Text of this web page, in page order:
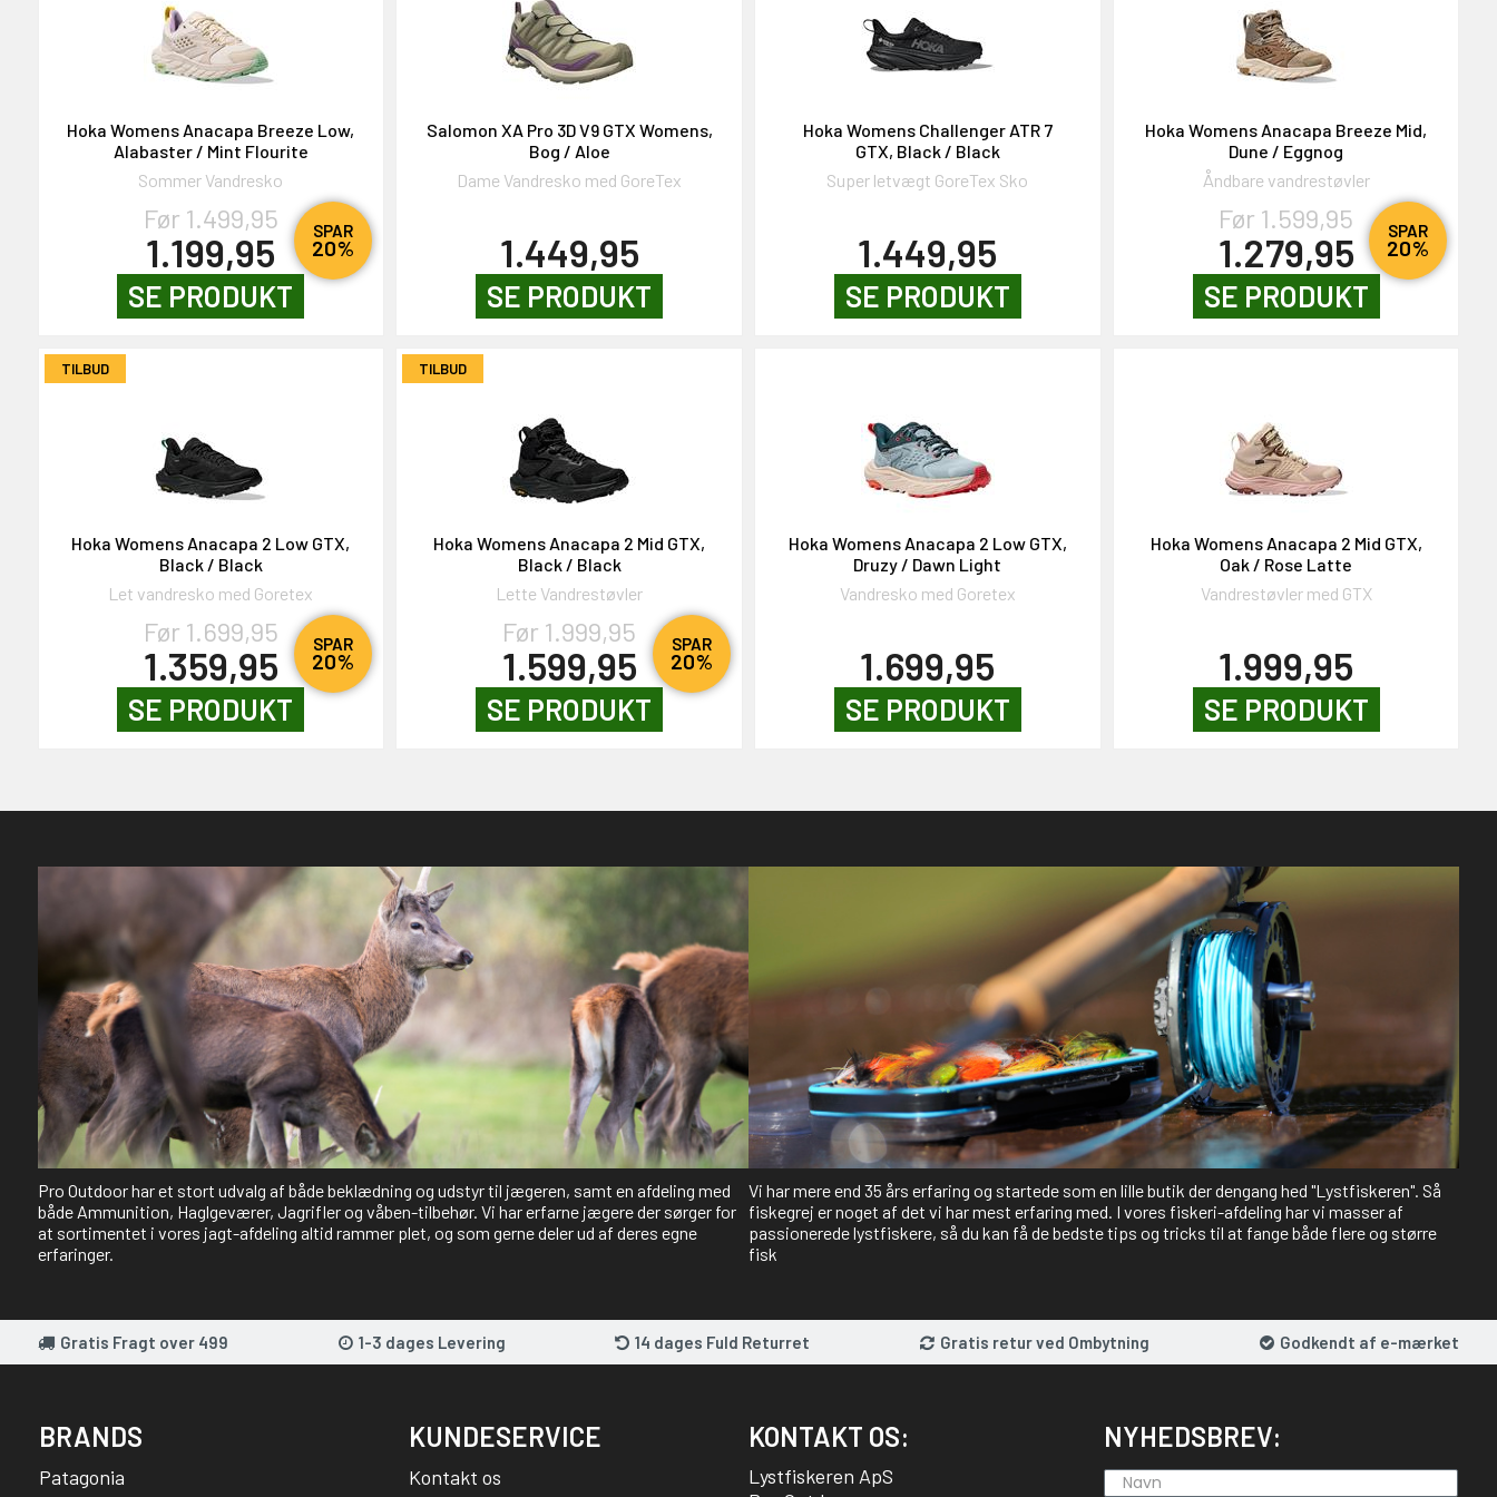
SPAR
20%
Hoka Womens Anacapa Breeze Low,
Alabaster / Mint Flourite
Sommer Vandresko
Før 1.499,95
1.199,95
SE PRODUKT
Salomon XA Pro 3D V9 GTX Womens,
Bog / Aloe
Dame Vandresko med GoreTex
1.449,95
SE PRODUKT
Hoka Womens Challenger ATR 7
GTX, Black / Black
Super letvægt GoreTex Sko
1.449,95
SE PRODUKT
SPAR
20%
Hoka Womens Anacapa Breeze Mid,
Dune / Eggnog
Åndbare vandrestøvler
Før 1.599,95
1.279,95
SE PRODUKT
TILBUD
SPAR
20%
Hoka Womens Anacapa 2 Low GTX,
Black / Black
Let vandresko med Goretex
Før 1.699,95
1.359,95
SE PRODUKT
TILBUD
SPAR
20%
Hoka Womens Anacapa 2 Mid GTX,
Black / Black
Lette Vandrestøvler
Før 1.999,95
1.599,95
SE PRODUKT
Hoka Womens Anacapa 2 Low GTX,
Druzy / Dawn Light
Vandresko med Goretex
1.699,95
SE PRODUKT
Hoka Womens Anacapa 2 Mid GTX,
Oak / Rose Latte
Vandrestøvler med GTX
1.999,95
SE PRODUKT
Pro Outdoor har et stort udvalg af både beklædning og udstyr til jægeren, samt en afdeling med
både Ammunition, Haglgeværer, Jagrifler og våben-tilbehør. Vi har erfarne jægere der sørger for
at sortimentet i vores jagt-afdeling altid rammer plet, og som gerne deler ud af deres egne
erfaringer.
Vi har mere end 35 års erfaring og startede som en lille butik der dengang hed "Lystfiskeren". Så
fiskegrej er noget af det vi har mest erfaring med. I vores fiskeri-afdeling har vi masser af
passionerede lystfiskere, så du kan få de bedste tips og tricks til at fange både flere og større
fisk
Gratis Fragt over 499 1-3 dages Levering 14 dages Fuld Returret Gratis retur ved Ombytning Godkendt af e-mærket
BRANDS
Patagonia
KUNDESERVICE
Kontakt os
KONTAKT OS:
Lystfiskeren ApS
NYHEDSBREV:
NEJ TAK!